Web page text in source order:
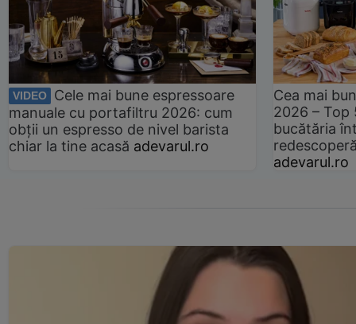
VIDEO
Cele mai bune espressoare
manuale cu portafiltru 2026: cum
obții un espresso de nivel barista
chiar la tine acasă adevarul.ro
Cea mai
2026 –
bucătăria
adevarul.ro